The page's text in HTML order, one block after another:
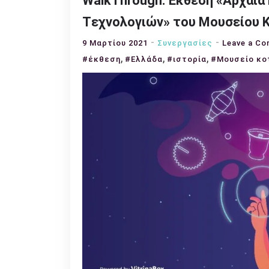
Tεχνολογιών» του Μουσείου
9 Μαρτίου 2021 Συνεργασίες Leave a
#έκθεση, #Ελλάδα, #ιστορία, #Μουσείο